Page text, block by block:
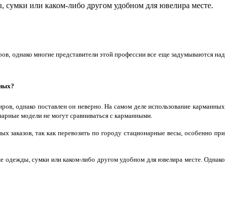
сумки или каком-либо другом удобном для ювелира месте.
однако многие представители этой профессии все еще задумываются над
однако поставлен он неверно. На самом деле использование карманных
модели не могут сравниваться с карманными.
заказов, так как перевозить по городу стационарные весы, особенно при
одежды, сумки или каком-либо другом удобном для ювелира месте. Однако